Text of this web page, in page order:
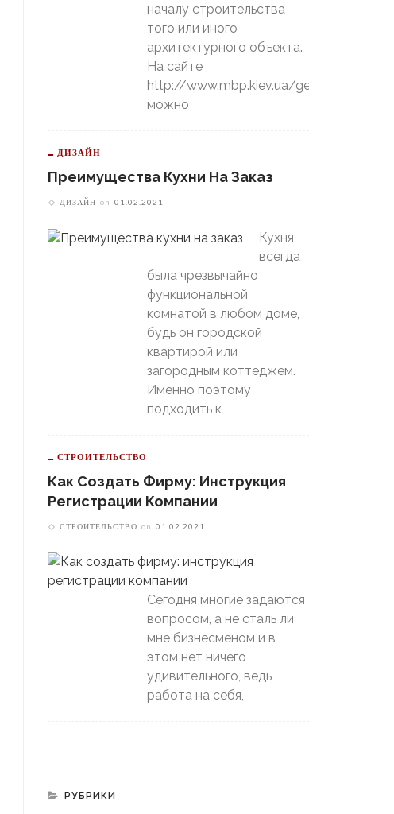
Екатеринбургский
«Автомобилист» Вышел В
Плей-Офф, Даже Не Доиграв
Потом Резко Похолодает
началу строительства
того или иного
архитектурного объекта.
На сайте
http://www.mbp.kiev.ua/geology
можно
ДИЗАЙН
Преимущества Кухни На Заказ
ДИЗАЙН on 01.02.2021
Кухня
всегда
была чрезвычайно
функциональной
комнатой в любом доме,
будь он городской
квартирой или
загородным коттеджем.
Именно поэтому
подходить к
СТРОИТЕЛЬСТВО
Как Создать Фирму: Инструкция
Регистрации Компании
СТРОИТЕЛЬСТВО on 01.02.2021
Сегодня многие задаются
вопросом, а не сталь ли
мне бизнесменом и в
этом нет ничего
удивительного, ведь
работа на себя,
РУБРИКИ